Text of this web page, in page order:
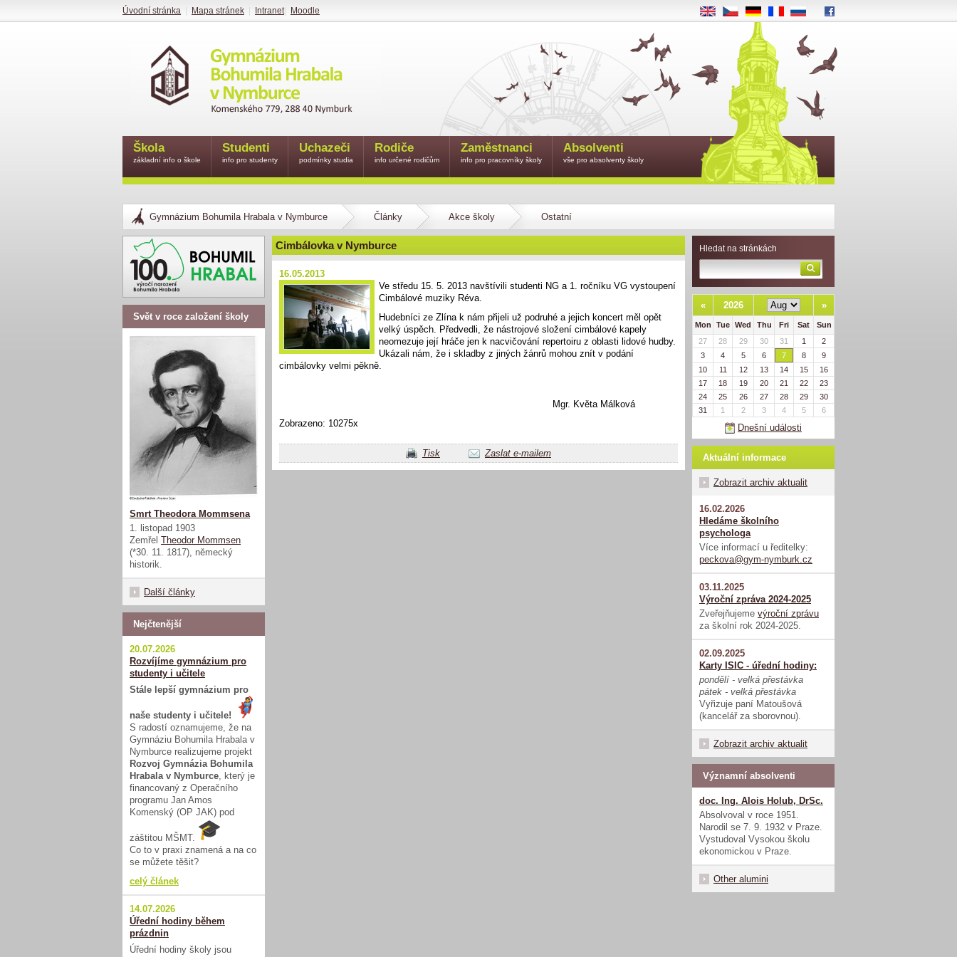
Gymnázium Bohumila Hrabala v Nymburce Články Akce školy Ostatní
Cimbálovka v Nymburce
16.05.2013
Ve středu 15. 5. 2013 navštívili studenti NG a 1. ročníku VG vystoupení
Cimbálové muziky Réva.
Hudebníci ze Zlína k nám přijeli už podruhé a jejich koncert měl opět
velký úspěch. Předvedli, že nástrojové složení cimbálové kapely
neomezuje její hráče jen k nacvičování repertoiru z oblasti lidové hudby.
Ukázali nám, že i skladby z jiných žánrů mohou znít v podání
cimbálovky velmi pěkně.
Mgr. Květa Málková
Zobrazeno: 10275x
Tisk Zaslat e-mailem
Hledat na stránkách
« 2026 »
Mon Tue Wed Thu Fri Sat
Sun
27
28 29 30 31 1
2
3
4 5 6 7 8
9
10
11 12 13 14 15
16
17
18 19 20 21 22
23
24
25 26 27 28 29
30
31
1 2 3 4 5 6
Dnešní události
Aktuální informace
Zobrazit archiv aktualit
16.02.2026
Hledáme školního
psychologa
Více informací u ředitelky:
peckova@gym-nymburk.cz
03.11.2025
Výroční zpráva 2024-2025
Zveřejňujeme výroční zprávu
za školní rok 2024-2025.
02.09.2025
Karty ISIC - úřední hodiny:
pondělí - velká přestávka
pátek - velká přestávka
Vyřizuje paní Matoušová
(kancelář za sborovnou).
Zobrazit archiv aktualit
Významní absolventi
doc. Ing. Alois Holub, DrSc.
Absolvoval v roce 1951.
Narodil se 7. 9. 1932 v Praze.
Vystudoval Vysokou školu
ekonomickou v Praze.
Other alumini
Svět v roce založení školy
Smrt Theodora Mommsena
1. listopad 1903
Zemřel Theodor Mommsen
(*30. 11. 1817), německý
historik.
Další články
Nejčtenější
20.07.2026
Rozvíjíme gymnázium pro
studenty i učitele
Stále lepší gymnázium pro
naše studenty i učitele!
S radostí oznamujeme, že na
Gymnáziu Bohumila Hrabala v
Nymburce realizujeme projekt
Rozvoj Gymnázia Bohumila
Hrabala v Nymburce, který je
financovaný z Operačního
programu Jan Amos
Komenský (OP JAK) pod
záštitou MŠMT.
Co to v praxi znamená a na co
se můžete těšit?
celý článek
14.07.2026
Úřední hodiny během
prázdnin
Úřední hodiny školy jsou
Škola
základní info o škole
Studenti
info pro studenty
Uchazeči
podmínky studia
Rodiče
info určené rodičům
Zaměstnanci
info pro pracovníky školy
Absolventi
vše pro absolventy školy
Úvodní stránka Mapa stránek Intranet| Moodle EN CS DE RU